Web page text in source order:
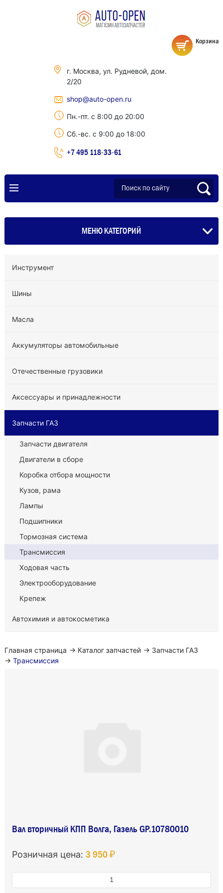
г. Москва, ул. Рудневой, дом.
2/20
shop@auto-open.ru
Пн.-пт. с 8:00 до 20:00
Сб.-вс. с 9:00 до 18:00
+7 495 118-33-61
Корзина
МЕНЮ КАТЕГОРИЙ
Инструмент
Шины
Масла
Аккумуляторы автомобильные
Отечественные грузовики
Аксессуары и принадлежности
Запчасти ГАЗ
Запчасти двигателя
Двигатели в сборе
Коробка отбора мощности
Кузов, рама
Лампы
Подшипники
Тормозная система
Трансмиссия
Ходовая часть
Электрооборудование
Крепеж
Автохимия и автокосметика
Главная страница → Каталог запчастей → Запчасти ГАЗ
→ Трансмиссия
Вал вторичный КПП Волга, Газель GP.10780010
Розничная цена: 3 950 ₽